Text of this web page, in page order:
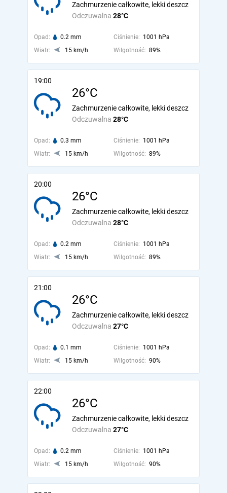
Odczuwalna 28°C
Zachmurzenie całkowite, lekki deszcz
Opad: 0.2 mm Ciśnienie: 1001 hPa
Wiatr:
15 km/h Wilgotność: 89%
19:00
26°C
Odczuwalna 28°C
Zachmurzenie całkowite, lekki deszcz
Opad: 0.3 mm Ciśnienie: 1001 hPa
Wiatr:
15 km/h Wilgotność: 89%
20:00
26°C
Odczuwalna 28°C
Zachmurzenie całkowite, lekki deszcz
Opad: 0.2 mm Ciśnienie: 1001 hPa
Wiatr:
15 km/h Wilgotność: 89%
21:00
26°C
Odczuwalna 27°C
Zachmurzenie całkowite, lekki deszcz
Opad: 0.1 mm Ciśnienie: 1001 hPa
Wiatr:
15 km/h Wilgotność: 90%
22:00
26°C
Odczuwalna 27°C
Zachmurzenie całkowite, lekki deszcz
Opad: 0.2 mm Ciśnienie: 1001 hPa
Wiatr:
15 km/h Wilgotność: 90%